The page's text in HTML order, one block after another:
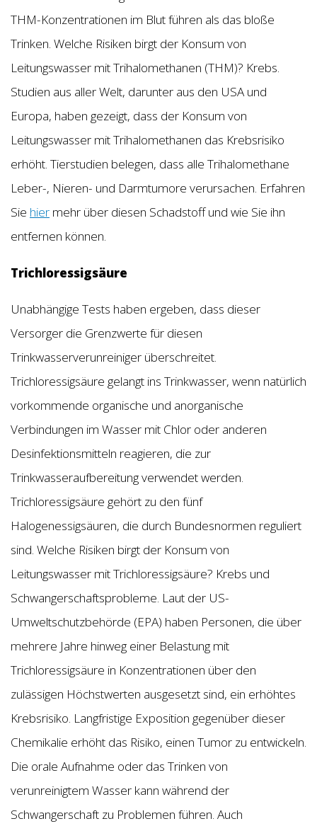
THM-Konzentrationen im Blut führen als das bloße
Trinken. Welche Risiken birgt der Konsum von
Leitungswasser mit Trihalomethanen (THM)? Krebs.
Studien aus aller Welt, darunter aus den USA und
Europa, haben gezeigt, dass der Konsum von
Leitungswasser mit Trihalomethanen das Krebsrisiko
erhöht. Tierstudien belegen, dass alle Trihalomethane
Leber-, Nieren- und Darmtumore verursachen. Erfahren
Sie hier mehr über diesen Schadstoff und wie Sie ihn
entfernen können.
Trichloressigsäure
Unabhängige Tests haben ergeben, dass dieser
Versorger die Grenzwerte für diesen
Trinkwasserverunreiniger überschreitet.
Trichloressigsäure gelangt ins Trinkwasser, wenn natürlich
vorkommende organische und anorganische
Verbindungen im Wasser mit Chlor oder anderen
Desinfektionsmitteln reagieren, die zur
Trinkwasseraufbereitung verwendet werden.
Trichloressigsäure gehört zu den fünf
Halogenessigsäuren, die durch Bundesnormen reguliert
sind. Welche Risiken birgt der Konsum von
Leitungswasser mit Trichloressigsäure? Krebs und
Schwangerschaftsprobleme. Laut der US-
Umweltschutzbehörde (EPA) haben Personen, die über
mehrere Jahre hinweg einer Belastung mit
Trichloressigsäure in Konzentrationen über den
zulässigen Höchstwerten ausgesetzt sind, ein erhöhtes
Krebsrisiko. Langfristige Exposition gegenüber dieser
Chemikalie erhöht das Risiko, einen Tumor zu entwickeln.
Die orale Aufnahme oder das Trinken von
verunreinigtem Wasser kann während der
Schwangerschaft zu Problemen führen. Auch